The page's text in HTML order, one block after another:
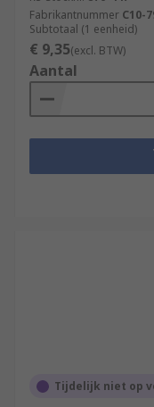
soldered.
Browse our range
heavy-duty
application
Fabrikantnummer C10-
Subtotaal (1 eenheid)
€ 9,35(excl. BTW)
Aantal
Tijdelijk niet op